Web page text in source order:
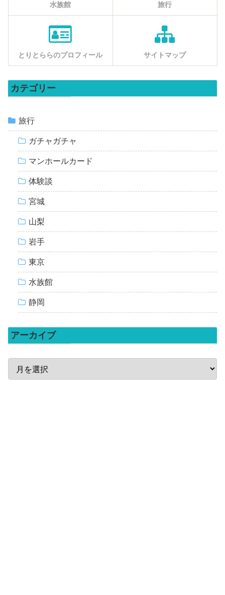
水族館 旅行
とりとららのプロフィール サイトマップ
カテゴリー
旅行
ガチャガチャ
マンホールカード
体験談
宮城
山梨
岩手
東京
水族館
静岡
アーカイブ